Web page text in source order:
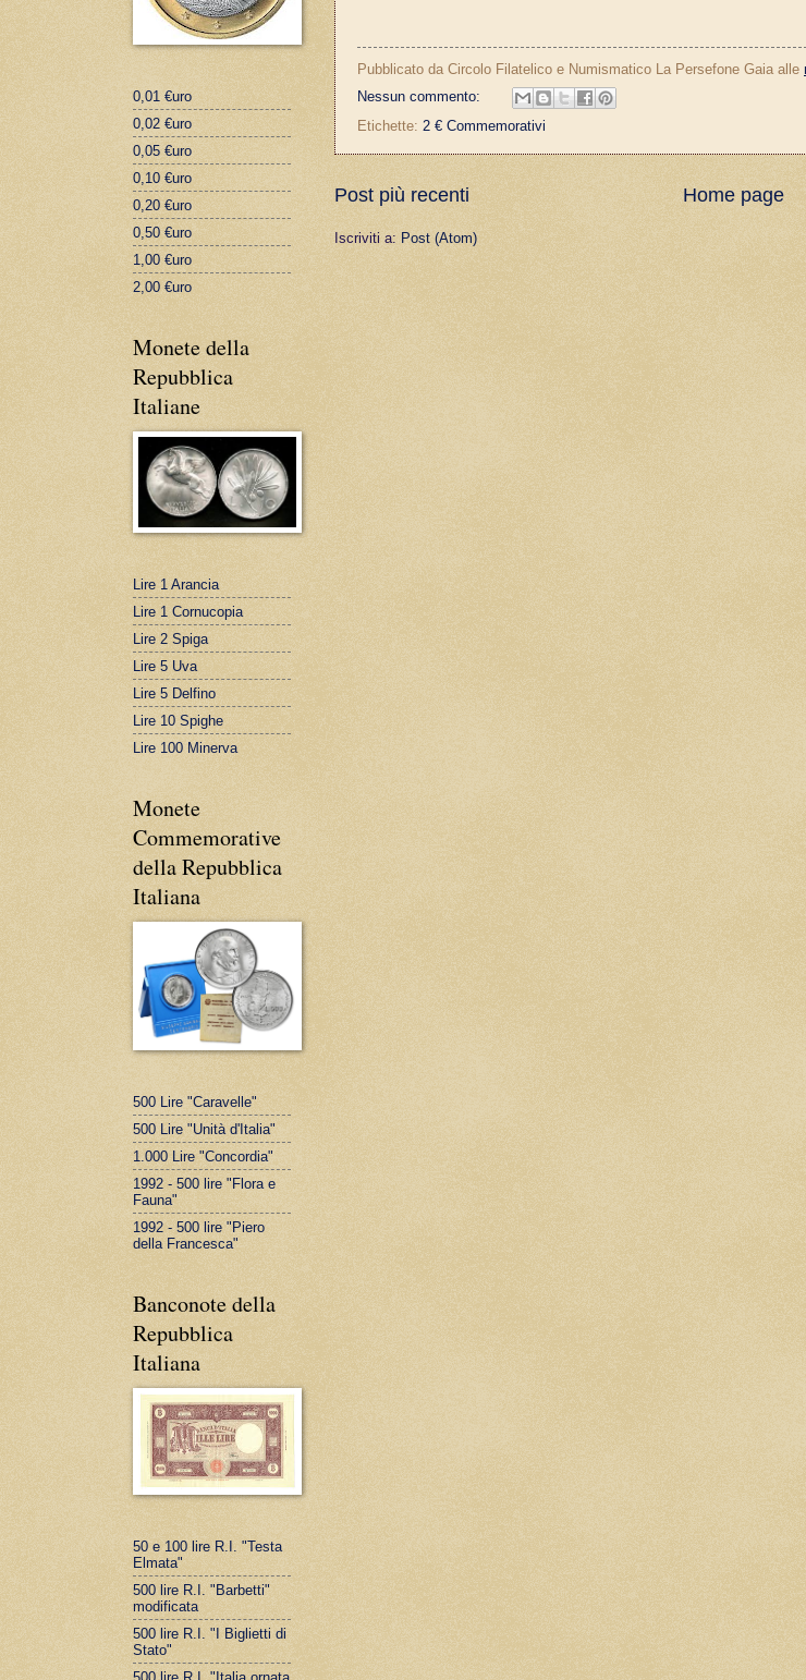
Pubblicato da Circolo Filatelico e Numismatico La Persefone Gaia alle
Nessun commento:
Etichette: 2 € Commemorativi
Post più recenti Home page
Iscriviti a: Post (Atom)
0,01 €uro
0,02 €uro
0,05 €uro
0,10 €uro
0,20 €uro
0,50 €uro
1,00 €uro
2,00 €uro
Monete della
Repubblica
Italiane
Lire 1 Arancia
Lire 1 Cornucopia
Lire 2 Spiga
Lire 5 Uva
Lire 5 Delfino
Lire 10 Spighe
Lire 100 Minerva
Monete
Commemorative
della Repubblica
Italiana
500 Lire "Caravelle"
500 Lire "Unità d'Italia"
1.000 Lire "Concordia"
1992 - 500 lire "Flora e
Fauna"
1992 - 500 lire "Piero
della Francesca"
Banconote della
Repubblica
Italiana
50 e 100 lire R.I. "Testa
Elmata"
500 lire R.I. "Barbetti"
modificata
500 lire R.I. "I Biglietti di
Stato"
500 lire R.I. "Italia ornata